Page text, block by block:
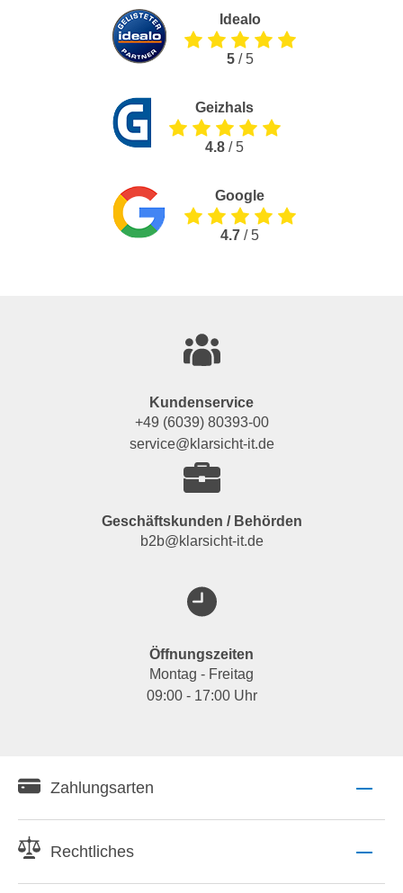
Idealo
5/ 5
Geizhals
4.8 / 5
Google
4.7 / 5
Kundenservice
+49 (6039) 80393-00
service@klarsicht-it.de
Geschäftskunden / Behörden
b2b@klarsicht-it.de
Öffnungszeiten
Montag - Freitag
09:00 - 17:00 Uhr
Zahlungsarten
Rechtliches